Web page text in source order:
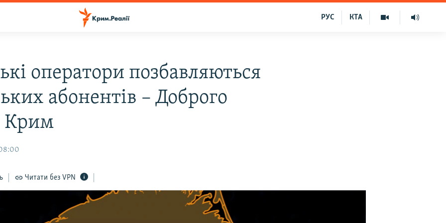
КТА
РУС
оператори позбавляються
абонентів – Доброго
Крим
Читати без VPN